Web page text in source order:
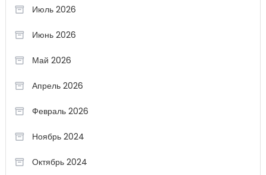
Июль 2026
Июнь 2026
Май 2026
Апрель 2026
Февраль 2026
Ноябрь 2024
Октябрь 2024